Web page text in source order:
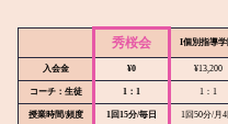
秀桜会 I個別指導学
入会金 ¥0 ¥13,200
コーチ：生徒 1：1 1：1
授業時間/頻度 1回15分/毎日 1回50分/月4